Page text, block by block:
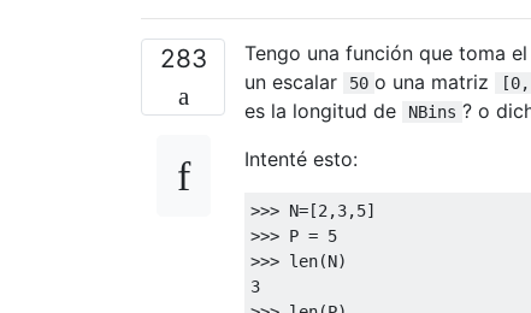
283 Tengo una función que toma
un escalar
50 o una matriz
es la longitud de
NBins ? o
Intenté esto:
>>> N=[2 ,3,5]
>>> P = 5
>>> len(N)
3